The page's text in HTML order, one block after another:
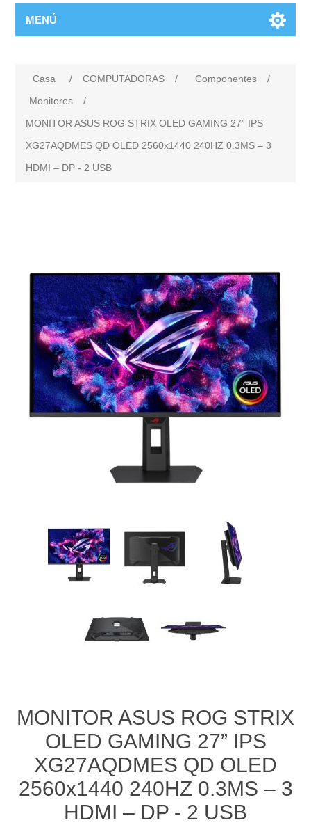
MENÚ
Casa / COMPUTADORAS / Componentes
/
Monitores
/
MONITOR ASUS ROG STRIX OLED GAMING 27” IPS
XG27AQDMES QD OLED 2560x1440 240HZ 0.3MS – 3
HDMI – DP - 2 USB
MONITOR ASUS ROG STRIX
OLED GAMING 27” IPS
XG27AQDMES QD OLED
2560x1440 240HZ 0.3MS – 3
HDMI – DP - 2 USB